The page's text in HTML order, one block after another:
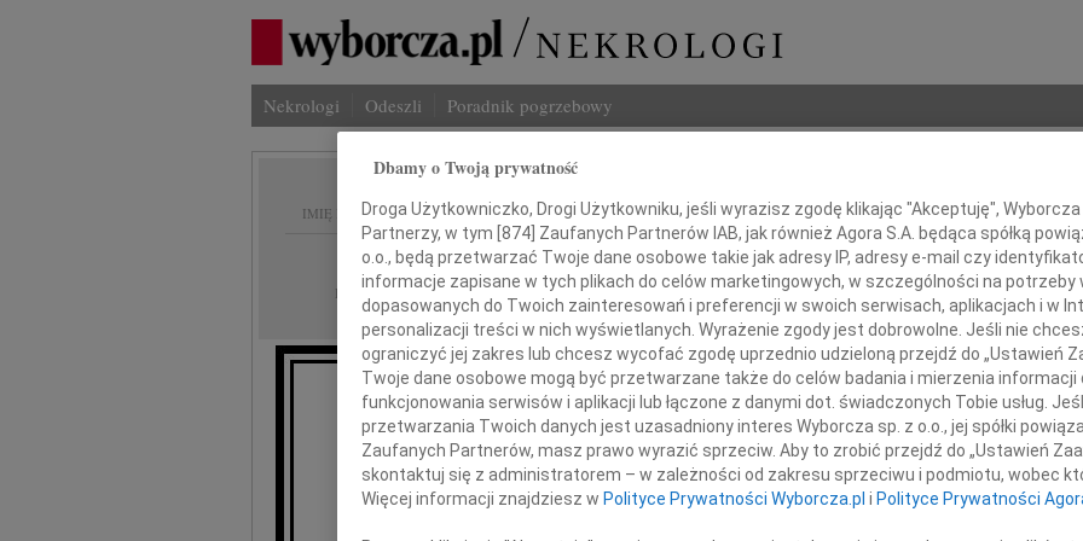
Nekrologi Odeszli Poradnik pogrzebowy
IMIĘ I NAZWISKO:
REGION: Warszawa
DATA EMISJI: 03.10.2009
Naszej Przyjaciółce
red. Dorocie Wojtalczyk
Imię i
INNE
Asia
Asia
Z
W
Dbamy o Twoją prywatność
Droga Użytkowniczko, Drogi Użytkowniku, jeśli wyrazisz zgodę klikając "Akceptuję",
Partnerzy, w tym [ 874 ] Zaufanych Partnerów IAB, jak również Agora S.A. będąca spółką
o.o., będą przetwarzać Twoje dane osobowe takie jak adresy IP, adresy e-mail czy
informacje zapisane w tych plikach do celów marketingowych, w szczególności na potrzeby
dopasowanych do Twoich zainteresowań i preferencji w swoich serwisach, aplikacjach i w
personalizacji treści w nich wyświetlanych. Wyrażenie zgody jest dobrowolne. Jeśli nie
ograniczyć jej zakres lub chcesz wycofać zgodę uprzednio udzieloną przejdź do „Ustawień
Twoje dane osobowe mogą być przetwarzane także do celów badania i mierzenia
funkcjonowania serwisów i aplikacji lub łączone z danymi dot. świadczonych Tobie usług.
przetwarzania Twoich danych jest uzasadniony interes Wyborcza sp. z o.o., jej spółki
Zaufanych Partnerów, masz prawo wyrazić sprzeciw. Aby to zrobić przejdź do „Ustawień
skontaktuj się z administratorem – w zależności od zakresu sprzeciwu i podmiotu, wobec
Więcej informacji znajdziesz w Polityce Prywatności Wyborcza.pl i Polityce Prywatności